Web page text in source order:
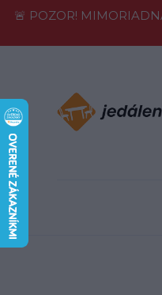
🚨 POZOR!